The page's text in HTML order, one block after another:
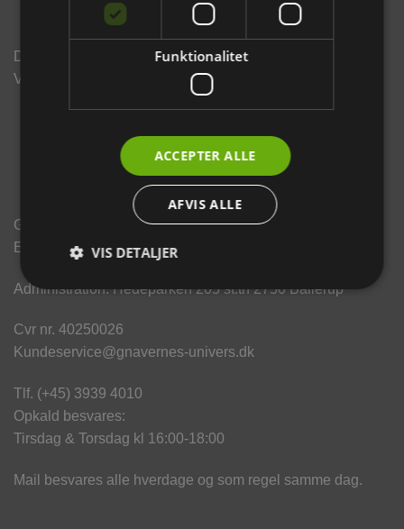
Din sikkerhed ved tryk webshop handel. Vi er godkendt
Via. E-mærket og Webshop mærket.
Gnavernes Univers
En del af World Pet Products
Administration: Hedeparken 205 st.th 2750 Ballerup
Cvr nr. 40250026
Kundeservice@gnavernes-univers.dk
Tlf. (+45) 3939 4010
Opkald besvares:
Tirsdag & Torsdag kl 16:00-18:00
Mail besvares alle hverdage og som regel samme dag.
Funktionalitet
ACCEPTER ALLE
AFVIS ALLE
VIS DETALJER